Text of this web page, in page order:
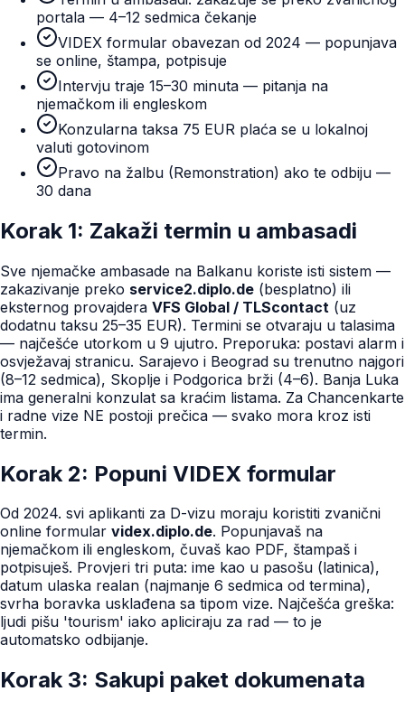
portala — 4–12 sedmica čekanje
VIDEX formular obavezan od 2024 — popunjava
se online, štampa, potpisuje
Intervju traje 15–30 minuta — pitanja na
njemačkom ili engleskom
Konzularna taksa 75 EUR plaća se u lokalnoj
valuti gotovinom
Pravo na žalbu (Remonstration) ako te odbiju —
30 dana
Korak 1: Zakaži termin u ambasadi
Sve njemačke ambasade na Balkanu koriste isti sistem —
zakazivanje preko service2.diplo.de (besplatno) ili
eksternog provajdera VFS Global / TLScontact (uz
dodatnu taksu 25–35 EUR). Termini se otvaraju u talasima
— najčešće utorkom u 9 ujutro. Preporuka: postavi alarm i
osvježavaj stranicu. Sarajevo i Beograd su trenutno najgori
(8–12 sedmica), Skoplje i Podgorica brži (4–6). Banja Luka
ima generalni konzulat sa kraćim listama. Za Chancenkarte
i radne vize NE postoji prečica — svako mora kroz isti
termin.
Korak 2: Popuni VIDEX formular
Od 2024. svi aplikanti za D-vizu moraju koristiti zvanični
online formular videx.diplo.de. Popunjavaš na
njemačkom ili engleskom, čuvaš kao PDF, štampaš i
potpisuješ. Provjeri tri puta: ime kao u pasošu (latinica),
datum ulaska realan (najmanje 6 sedmica od termina),
svrha boravka usklađena sa tipom vize. Najčešća greška:
ljudi pišu 'tourism' iako apliciraju za rad — to je
automatsko odbijanje.
Korak 3: Sakupi paket dokumenata